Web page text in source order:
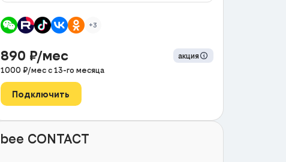
+3
890 ₽/мес
акция
1000 ₽/мес с 13-го месяца
Подключить
bee CONTACT